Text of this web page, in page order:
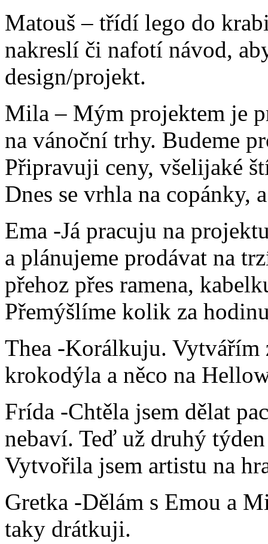
Matouš – třídí lego do
nakreslí či nafotí návod,
design/projekt.
Mila – Mým projektem je
na vánoční trhy. Budeme
Připravuji ceny, všelijaké
Dnes se vrhla na copánky,
Ema -Já pracuju na
a plánujeme prodávat na
přehoz přes ramena,
Přemýšlíme kolik za
Thea -Korálkuju. Vytvářím
krokodýla a něco na
Frída -Chtěla jsem dělat
nebaví. Teď už druhý
Vytvořila jsem artistu na
Gretka -Dělám s Emou a
taky drátkuji.